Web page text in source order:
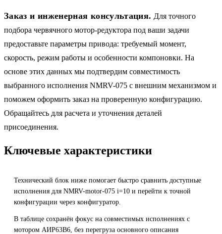
Заказ и инженерная консультация. Для точного
подбора червячного мотор-редуктора под ваши задачи
предоставьте параметры привода: требуемый момент,
скорость, режим работы и особенности компоновки. На
основе этих данных мы подтвердим совместимость
выбранного исполнения NMRV-075 с внешним механизмом и
поможем оформить заказ на проверенную конфигурацию.
Обращайтесь для расчета и уточнения деталей
присоединения.
Ключевые характеристики
Технический блок ниже помогает быстро сравнить доступные
исполнения для NMRV-motor-075 i=10 и перейти к точной
конфигурации через конфигуратор.
В таблице сохранён фокус на совместимых исполнениях с
мотором АИР63B6, без перегруза основного описания